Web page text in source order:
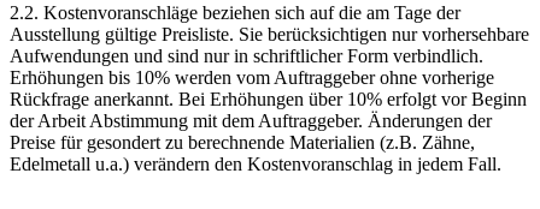
2.2. Kostenvoranschläge beziehen sich auf die am Tage der
Ausstellung gültige Preisliste. Sie berücksichtigen nur vorhersehbare
Aufwendungen und sind nur in schriftlicher Form verbindlich.
Erhöhungen bis 10% werden vom Auftraggeber ohne vorherige
Rückfrage anerkannt. Bei Erhöhungen über 10% erfolgt vor Beginn
der Arbeit Abstimmung mit dem Auftraggeber. Änderungen der
Preise für gesondert zu berechnende Materialien (z.B. Zähne,
Edelmetall u.a.) verändern den Kostenvoranschlag in jedem Fall.